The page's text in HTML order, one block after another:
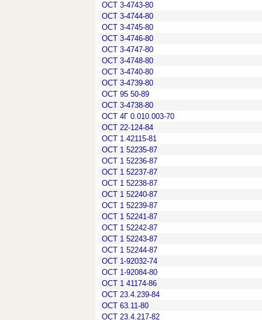
ОСТ 3-4743-80
ОСТ 3-4744-80
ОСТ 3-4745-80
ОСТ 3-4746-80
ОСТ 3-4747-80
ОСТ 3-4748-80
ОСТ 3-4740-80
ОСТ 3-4739-80
ОСТ 95 50-89
ОСТ 3-4738-80
ОСТ 4Г 0.010.003-70
ОСТ 22-124-84
ОСТ 1.42115-81
ОСТ 1 52235-87
ОСТ 1 52236-87
ОСТ 1 52237-87
ОСТ 1 52238-87
ОСТ 1 52240-87
ОСТ 1 52239-87
ОСТ 1 52241-87
ОСТ 1 52242-87
ОСТ 1 52243-87
ОСТ 1 52244-87
ОСТ 1-92032-74
ОСТ 1-92084-80
ОСТ 1 41174-86
ОСТ 23.4.239-84
ОСТ 63.11-80
ОСТ 23.4.217-82